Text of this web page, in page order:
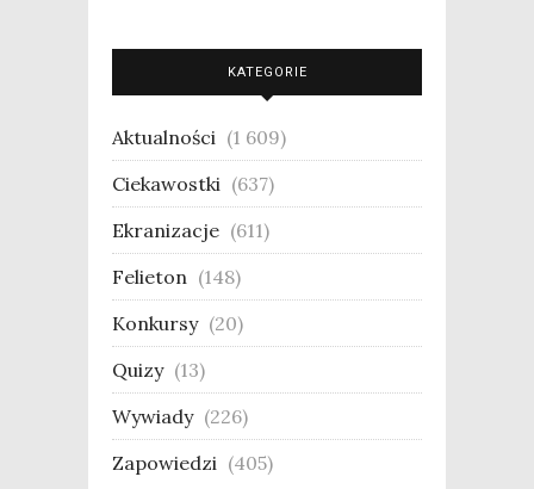
KATEGORIE
Aktualności (1 609)
Ciekawostki (637)
Ekranizacje (611)
Felieton (148)
Konkursy (20)
Quizy (13)
Wywiady (226)
Zapowiedzi (405)